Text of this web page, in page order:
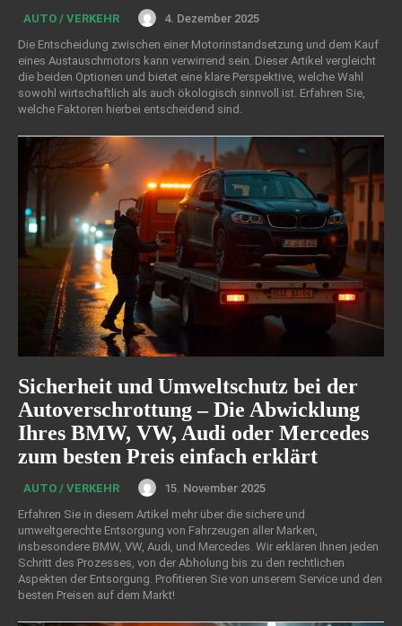
AUTO / VERKEHR
4. Dezember 2025
Die Entscheidung zwischen einer Motorinstandsetzung und dem Kauf
eines Austauschmotors kann verwirrend sein. Dieser Artikel vergleicht
die beiden Optionen und bietet eine klare Perspektive, welche Wahl
sowohl wirtschaftlich als auch ökologisch sinnvoll ist. Erfahren Sie,
welche Faktoren hierbei entscheidend sind.
Sicherheit und Umweltschutz bei der
Autoverschrottung – Die Abwicklung
Ihres BMW, VW, Audi oder Mercedes
zum besten Preis einfach erklärt
AUTO / VERKEHR
15. November 2025
Erfahren Sie in diesem Artikel mehr über die sichere und
umweltgerechte Entsorgung von Fahrzeugen aller Marken,
insbesondere BMW, VW, Audi, und Mercedes. Wir erklären Ihnen jeden
Schritt des Prozesses, von der Abholung bis zu den rechtlichen
Aspekten der Entsorgung. Profitieren Sie von unserem Service und den
besten Preisen auf dem Markt!